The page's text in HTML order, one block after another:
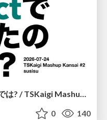
これって Effect でできたのでは? / TSKaigi Mashup Kansai #2
0 140